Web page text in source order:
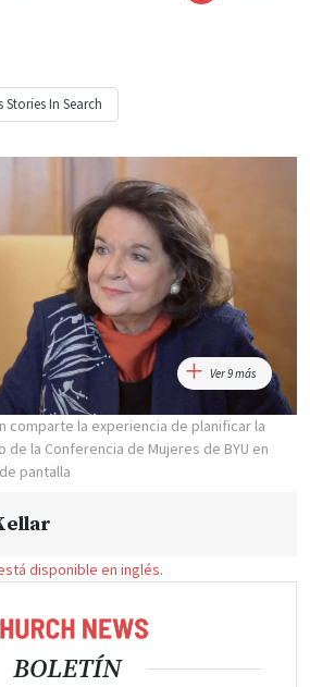
Stories In Search
Ver 9 más
comparte la experiencia de planificar la
la Conferencia de Mujeres de BYU en
pantalla
disponible en inglés.
BOLETÍN